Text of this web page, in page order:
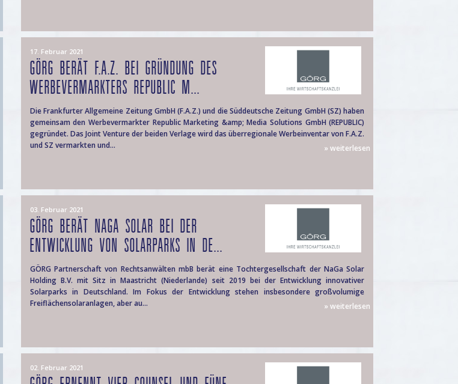
17. Februar 2021
GÖRG BERÄT F.A.Z. BEI GRÜNDUNG DES
WERBEVERMARKTERS REPUBLIC M...
Die Frankfurter Allgemeine Zeitung GmbH (F.A.Z.) und die Süddeutsche Zeitung GmbH (SZ) haben
gemeinsam den Werbevermarkter Republic Marketing &amp; Media Solutions GmbH (REPUBLIC)
gegründet. Das Joint Venture der beiden Verlage wird das überregionale Werbeinventar von F.A.Z.
und SZ vermarkten und...
» weiterlesen
03. Februar 2021
GÖRG BERÄT NAGA SOLAR BEI DER
ENTWICKLUNG VON SOLARPARKS IN DE...
GÖRG Partnerschaft von Rechtsanwälten mbB berät eine Tochtergesellschaft der NaGa Solar
Holding B.V. mit Sitz in Maastricht (Niederlande) seit 2019 bei der Entwicklung innovativer
Solarparks in Deutschland. Im Fokus der Entwicklung stehen insbesondere großvolumige
Freiflächensolaranlagen, aber au...
» weiterlesen
02. Februar 2021